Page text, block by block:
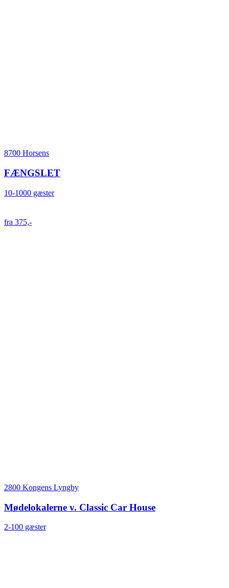
8700 Horsens
FÆNGSLET
10-1000 gæster
fra 375,-
2800 Kongens Lyngby
Mødelokalerne v. Classic Car House
2-100 gæster